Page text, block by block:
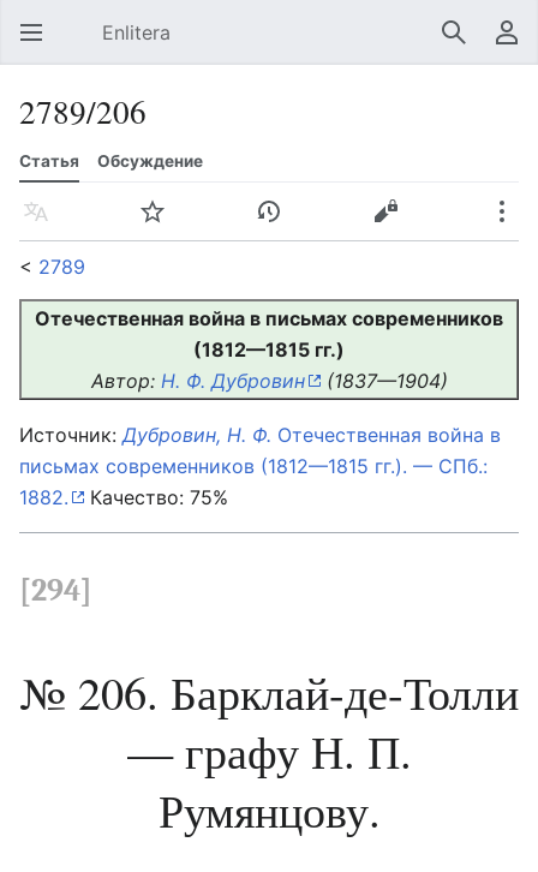
Открыть главное меню Enlitera Найти Пользовательское меню
2789/206
Статья Обсуждение
Язык Следить История
Ещё
< 2789
Отечественная война в письмах современников
(1812—1815 гг.)
Автор: Н. Ф. Дубровин (1837—1904)
Источник:Дубровин, Н. Ф. Отечественная война в
письмах современников (1812—1815 гг.). — СПб.:
1882.
Качество: 75%
[294]
№ 206. Барклай-де-Толли
— графу Н. П.
Румянцову.